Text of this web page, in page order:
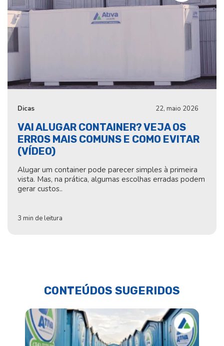
Dicas 22, maio 2026
VAI ALUGAR CONTAINER? VEJA OS
ERROS MAIS COMUNS E COMO EVITAR
(VÍDEO)
Alugar um container pode parecer simples à primeira
vista. Mas, na prática, algumas escolhas erradas podem
gerar custos..
3 min de leitura
CONTEÚDOS SUGERIDOS